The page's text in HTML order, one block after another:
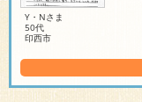
Y・Nさま
50代
印西市